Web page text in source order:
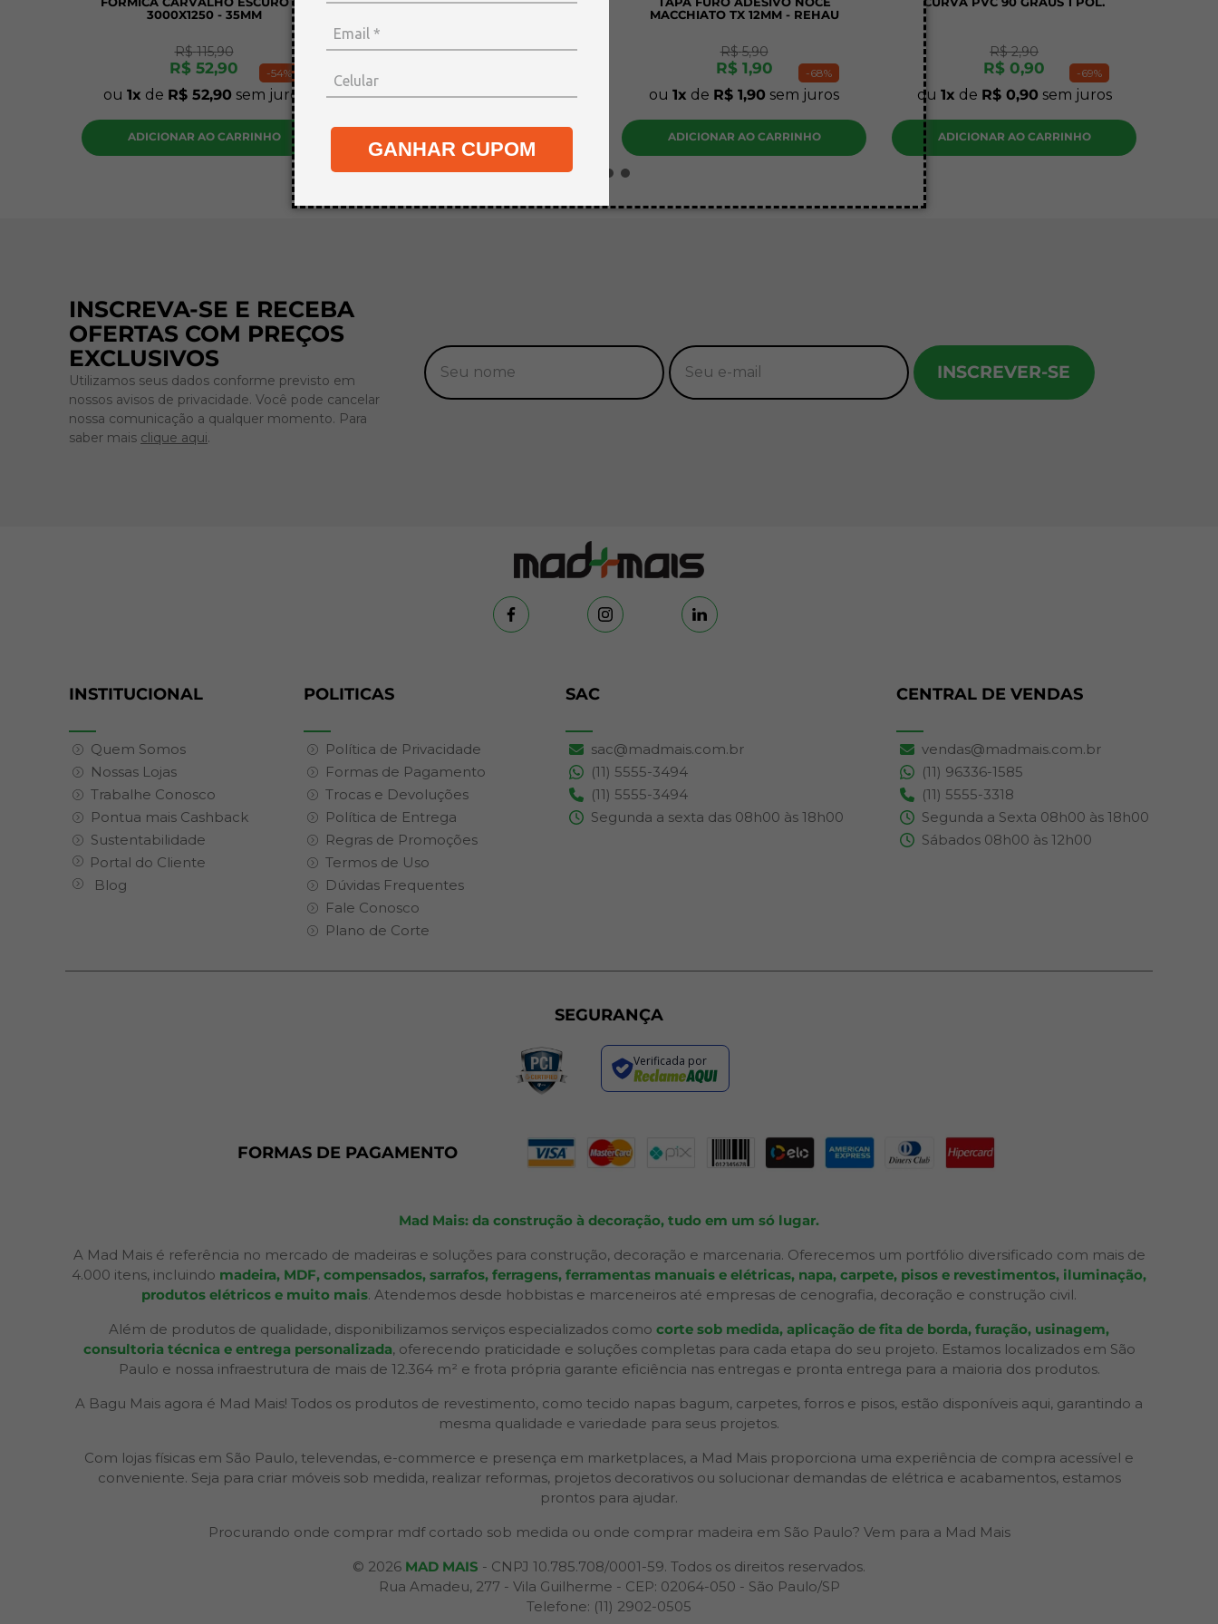
GANHAR CUPOM
-54%
3000X1250 - 35MM
R$ 115,90
R$ 52,90
ou 1 de R$ 52,90 sem juros
ADICIONAR AO CARRINHO
R$ 45,90
ou1 deR$ 34,90sem juros
-68%
MACCHIATO TX 12MM - REHAU
R$ 5,90
R$ 1,90
ou1 de R$ 1,90 sem juros
ADICIONAR AO CARRINHO
-69%
R$ 2,90
R$ 0,90
ou 1 de R$ 0,90 sem juros
ADICIONAR AO CARRINHO
INSCREVA-SE E RECEBA
OFERTAS COM PREÇOS
EXCLUSIVOS
Utilizamos seus dados conforme previsto em
nossos avisos de privacidade. Você pode cancelar
nossa comunicação a qualquer momento. Para
saber mais clique aqui.
INSCREVER-SE
INSTITUCIONAL
Quem Somos
Nossas Lojas
Trabalhe Conosco
Pontua mais Cashback
Sustentabilidade
Portal do Cliente
Blog
POLITICAS
Política de Privacidade
Formas de Pagamento
Trocas e Devoluções
Política de Entrega
Regras de Promoções
Termos de Uso
Dúvidas Frequentes
Fale Conosco
Plano de Corte
SAC
sac@madmais.com.br
(11) 5555-3494
(11) 5555-3494
Segunda a sexta das 08h00 às 18h00
CENTRAL DE VENDAS
vendas@madmais.com.br
(11) 96336-1585
(11) 5555-3318
Segunda a Sexta 08h00 às 18h00
Sábados 08h00 às 12h00
SEGURANÇA
Verificada por
FORMAS DE PAGAMENTO
Mad Mais: da construção à decoração, tudo em um só lugar.
A Mad Mais é referência no mercado de madeiras e soluções para construção, decoração e marcenaria. Oferecemos um portfólio diversificado com mais de
4.000 itens, incluindo madeira, MDF, compensados, sarrafos, ferragens, ferramentas manuais e elétricas, napa, carpete, pisos e revestimentos, iluminação,
produtos elétricos e muito mais. Atendemos desde hobbistas e marceneiros até empresas de cenografia, decoração e construção civil.
Além de produtos de qualidade, disponibilizamos serviços especializados como corte sob medida, aplicação de fita de borda, furação, usinagem,
consultoria técnica e entrega personalizada, oferecendo praticidade e soluções completas para cada etapa do seu projeto. Estamos localizados em São
Paulo e nossa infraestrutura de mais de 12.364 m² e frota própria garante eficiência nas entregas e pronta entrega para a maioria dos produtos.
A Bagu Mais agora é Mad Mais! Todos os produtos de revestimento, como tecido napas bagum, carpetes, forros e pisos, estão disponíveis aqui, garantindo a
mesma qualidade e variedade para seus projetos.
Com lojas físicas em São Paulo, televendas, e-commerce e presença em marketplaces, a Mad Mais proporciona uma experiência de compra acessível e
conveniente. Seja para criar móveis sob medida, realizar reformas, projetos decorativos ou solucionar demandas de elétrica e acabamentos, estamos
prontos para ajudar.
Procurando onde comprar mdf cortado sob medida ou onde comprar madeira em São Paulo? Vem para a Mad Mais
© 2026 MAD MAIS - CNPJ 10.785.708/0001-59. Todos os direitos reservados.
Rua Amadeu, 277 - Vila Guilherme - CEP: 02064-050 - São Paulo/SP
Telefone: (11) 2902-0505